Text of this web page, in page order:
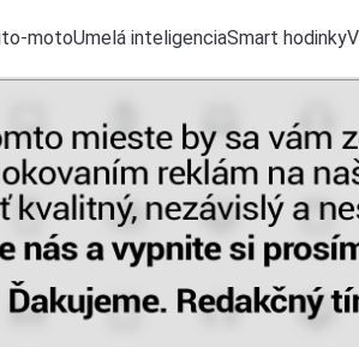
motoUmelá inteligenciaSmart hodinky
BY VÁS ZAUJÍMAŤ
5.
správy
Zadajte frázu pre